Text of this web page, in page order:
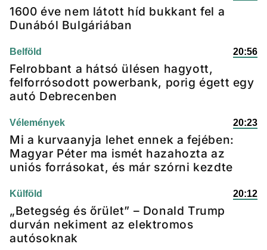
1600 éve nem látott híd bukkant fel a
Dunából Bulgáriában
Belföld 20:56
Felrobbant a hátsó ülésen hagyott,
felforrósodott powerbank, porig égett egy
autó Debrecenben
Vélemények 20:23
Mi a kurvaanyja lehet ennek a fejében:
Magyar Péter ma ismét hazahozta az
uniós forrásokat, és már szórni kezdte
Külföld 20:12
„Betegség és őrület” – Donald Trump
durván nekiment az elektromos
autósoknak